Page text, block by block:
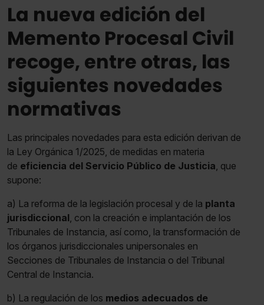
La nueva edición del
Memento Procesal Civil
recoge, entre otras, las
siguientes novedades
normativas
Las principales novedades para esta edición derivan de
la Ley Orgánica 1/2025, de medidas en materia
de eficiencia del Servicio Público de Justicia , que
supone:
a) La reforma de la legislación procesal y de la planta
jurisdiccional , con la creación e implantación de los
Tribunales de Instancia, así como, la transformación de
los órganos jurisdiccionales unipersonales en
Secciones de Tribunales de Instancia o del Tribunal
Central de Instancia.
b) La regulación de los medios adecuados de